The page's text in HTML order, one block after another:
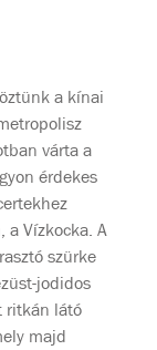
a kínai
várta a
érdekes
a Vízkocka. A
szürke
jodidos
ritkán látó
majd